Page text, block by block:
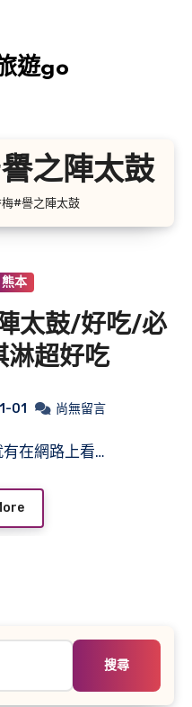
遊go
之陣太鼓
#譽之陣太鼓
熊本
太鼓/好吃/必
淋超好吃
01 尚無留言
有在網路上看…